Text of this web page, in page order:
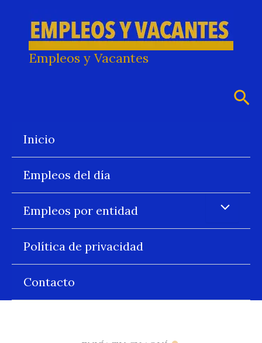
contenido
Empleos y Vacantes
Inicio
Empleos del día
Empleos por entidad
Política de privacidad
Contacto